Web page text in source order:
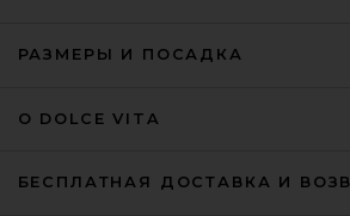
РАЗМЕРЫ И ПОСАДКА
О DOLCE VITA
БЕСПЛАТНАЯ ДОСТАВКА И